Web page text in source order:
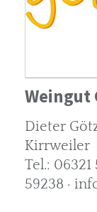
Weingut
Dieter
Kirrweiler
Tel.: 06321
59238 ·